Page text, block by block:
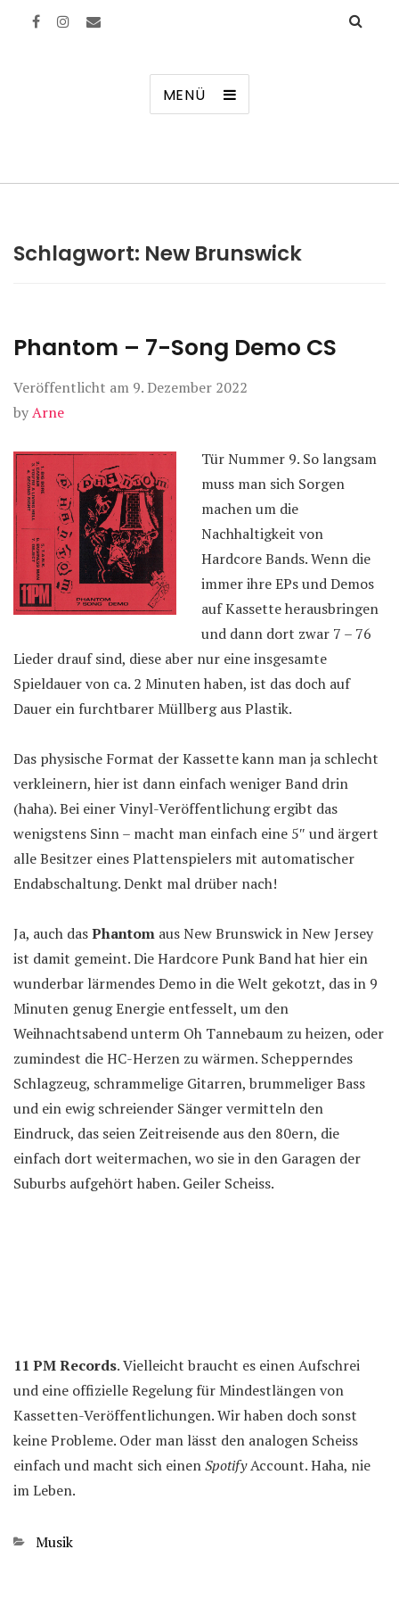
MENÜ
Schlagwort: New Brunswick
Phantom – 7-Song Demo CS
Veröffentlicht am 9. Dezember 2022
byArne
Tür Nummer 9. So langsam
muss man sich Sorgen
machen um die
Nachhaltigkeit von
Hardcore Bands. Wenn die
immer ihre EPs und Demos
auf Kassette herausbringen
und dann dort zwar 7 – 76
Lieder drauf sind, diese aber nur eine insgesamte
Spieldauer von ca. 2 Minuten haben, ist das doch auf
Dauer ein furchtbarer Müllberg aus Plastik.
Das physische Format der Kassette kann man ja schlecht
verkleinern, hier ist dann einfach weniger Band drin
(haha). Bei einer Vinyl-Veröffentlichung ergibt das
wenigstens Sinn – macht man einfach eine 5″ und ärgert
alle Besitzer eines Plattenspielers mit automatischer
Endabschaltung. Denkt mal drüber nach!
Ja, auch dasPhantom aus New Brunswick in New Jersey
ist damit gemeint. Die Hardcore Punk Band hat hier ein
wunderbar lärmendes Demo in die Welt gekotzt, das in 9
Minuten genug Energie entfesselt, um den
Weihnachtsabend unterm Oh Tannebaum zu heizen, oder
zumindest die HC-Herzen zu wärmen. Schepperndes
Schlagzeug, schrammelige Gitarren, brummeliger Bass
und ein ewig schreiender Sänger vermitteln den
Eindruck, das seien Zeitreisende aus den 80ern, die
einfach dort weitermachen, wo sie in den Garagen der
Suburbs aufgehört haben. Geiler Scheiss.
11 PM Records. Vielleicht braucht es einen Aufschrei
und eine offizielle Regelung für Mindestlängen von
Kassetten-Veröffentlichungen. Wir haben doch sonst
keine Probleme. Oder man lässt den analogen Scheiss
einfach und macht sich einenSpotifyAccount. Haha, nie
im Leben.
Kategorien
Musik